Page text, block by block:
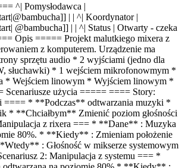
^| Pomysłodawca |
@bambucha]] | | ^| Koordynator |
@bambucha]] | | ^| Status | Otwarty - czeka
Opis ===== Projekt malutkiego mixera z
z komputerem. Urządzenie ma
sprzętu audio * 2 wyjściami (jedno dla
słuchawki) * 1 wejściem mikrofonowmym *
* Wejściem linowym * Wyjściem linowym *
Scenariusze użycia ===== ==== Story:
==== * **Podczas** odtwarzania muzyki *
* **Chciałbym** Zmienić poziom głośności
z rixera === * **Dane** : Muzyka
80%. * **Kiedy** : Zmieniam położenie
: Głośność w mikserze systemowym
2: Manipulacja z systemu === *